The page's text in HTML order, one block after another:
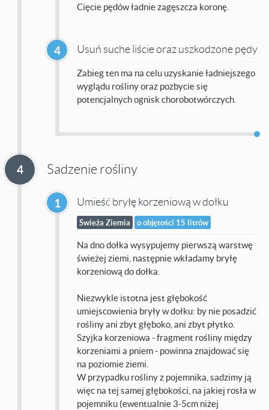
Cięcie pędów ładnie zagęszcza koronę.
4 Usuń suche liście oraz uszkodzone pędy
Zabieg ten ma na celu uzyskanie ładniejszego
wyglądu rośliny oraz pozbycie się
potencjalnych ognisk chorobotwórczych.
4 Sadzenie rośliny
1 Umieść bryłę korzeniową w dołku
Świeża Ziemia o objętości 15 litrów
Na dno dołka wysypujemy pierwszą warstwę
świeżej ziemi, następnie wkładamy bryłę
korzeniową do dołka.
Niezwykle istotna jest głębokość
umiejscowienia bryły w dołku: by nie posadzić
rośliny ani zbyt głęboko, ani zbyt płytko.
Szyjka korzeniowa - fragment rośliny między
korzeniami a pniem - powinna znajdować się
na poziomie ziemi.
W przypadku rośliny z pojemnika, sadzimy ją
więc na tej samej głębokości, na jakiej rosła w
pojemniku (ewentualnie 3-5cm niżej